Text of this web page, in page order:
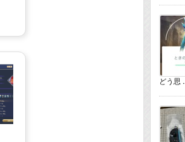
どう思